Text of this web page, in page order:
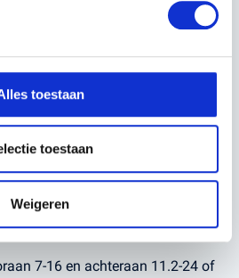
toestaan
toestaan
Weigeren
achteraan 540 t/min.
– 1 pedaal.
1 stuurventiel
tot maximaal 2 stuurventielen.
1 met pompcapaciteit 26,3
7-16 en achteraan 11.2-24 of